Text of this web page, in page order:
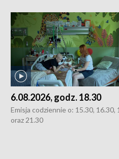
6.08.2026, godz. 18.30
Emisja codziennie o: 15.30, 16.30,
oraz 21.30